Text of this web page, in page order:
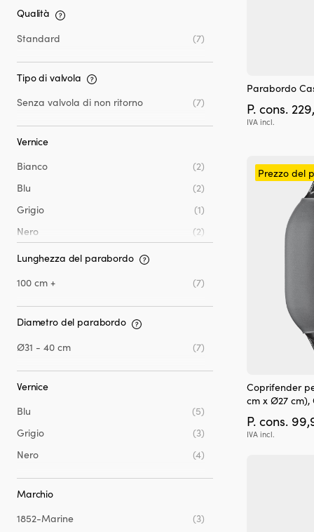
Qualità
Standard
(7)
Tipo di valvola
Senza valvola di non ritorno
(7)
Vernice
Bianco
(2)
Blu
(2)
Grigio
(1)
Nero
(2)
Lunghezza del parabordo
100 cm +
(7)
Diametro del parabordo
Ø31 - 40 cm
(7)
Vernice
Blu
(5)
Grigio
(3)
Nero
(4)
Marchio
1852-Marine
(3)
Parabordo
P. cons.
IVA incl.
Prezzo del
Coprifender
cm x Ø27 cm),
P. cons.
IVA incl.